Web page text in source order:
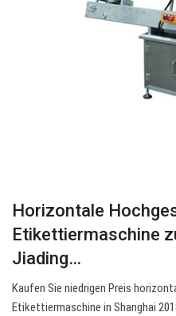
Horizontale
Etikettiermaschine
Jiading…
Kaufen Sie niedrigen Preis
Etikettiermaschine in Shanghai